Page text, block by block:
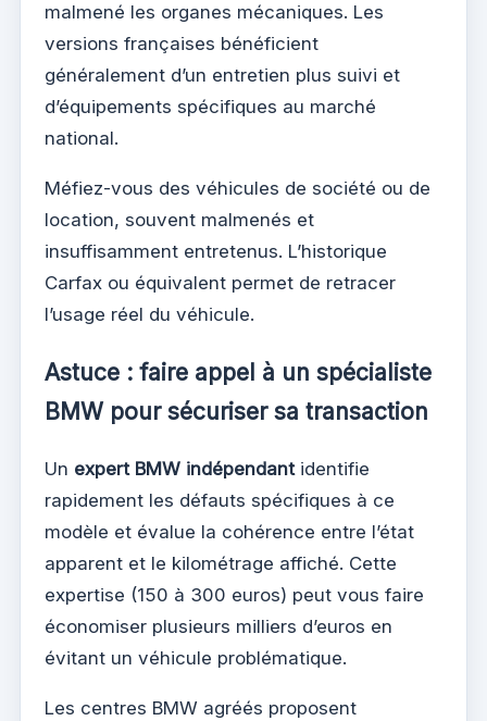
malmené les organes mécaniques. Les
versions françaises bénéficient
généralement d’un entretien plus suivi et
d’équipements spécifiques au marché
national.
Méfiez-vous des véhicules de société ou de
location, souvent malmenés et
insuffisamment entretenus. L’historique
Carfax ou équivalent permet de retracer
l’usage réel du véhicule.
Astuce : faire appel à un spécialiste
BMW pour sécuriser sa transaction
Un expert BMW indépendantidentifie
rapidement les défauts spécifiques à ce
modèle et évalue la cohérence entre l’état
apparent et le kilométrage affiché. Cette
expertise (150 à 300 euros) peut vous faire
économiser plusieurs milliers d’euros en
évitant un véhicule problématique.
Les centres BMW agréés proposent